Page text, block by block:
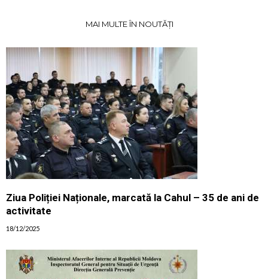
MAI MULTE ÎN NOUTĂȚI
Ziua Poliției Naționale, marcată la Cahul – 35 de ani de
activitate
18/12/2025